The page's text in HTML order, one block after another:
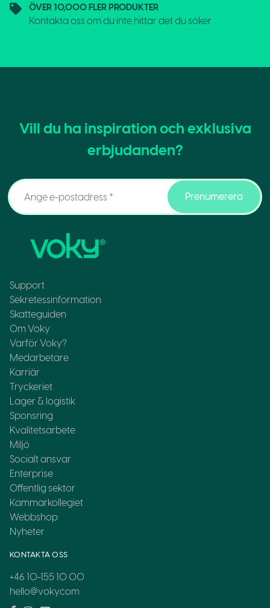
ÖVER 10,000 FLER PRODUKTER
Kontakta oss om du inte hittar det du söker
Vill du ha inspiration och exklusiva
erbjudanden?
Prenumerera
Support
Sekretessinformation
Skatteguiden
Om Voky
Varför Voky?
Medarbetare
Karriär
Tryckeriet
Lager & logistik
Sponsring
Kvalitetsarbete
Miljö
Socialt ansvar
Enterprise
Offentlig sektor
Kammarkollegiet
Webbshop
Nyheter
KONTAKTA OSS
+46 10-155 10 00
hello@voky.com